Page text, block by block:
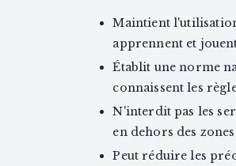
Maintient
apprennent et
Établit une norme
connaissent les
N'interdit pas les
en dehors des
Peut réduire les